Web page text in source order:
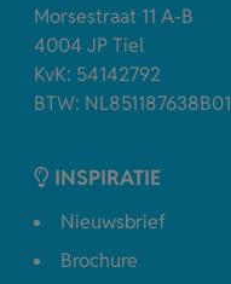
Morsestraat 11 A-B
4004 JP Tiel
KvK: 54142792
BTW: NL851187638B01
INSPIRATIE
Nieuwsbrief
Brochure